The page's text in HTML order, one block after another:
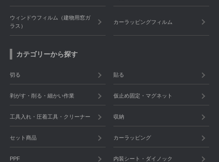
ウィンドウフィルム（建物用窓ガ
ラス）
カーラッピングフィルム
カテゴリーから探す
切る 貼る
剥がす・削る・細かい作業 仮止め固定・マグネット
工具入れ・圧着工具・クリーナー 収納
セット商品 カーラッピング
PPF 内装シート・ダイノック